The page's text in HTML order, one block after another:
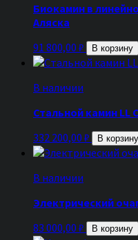
Биокамин в
Аляска
91 800,00 ₽ В корзину
В наличии
Стальной камин LL
332 200,00 ₽ В корзину
В наличии
Электрический
83 000,00 ₽ В корзину